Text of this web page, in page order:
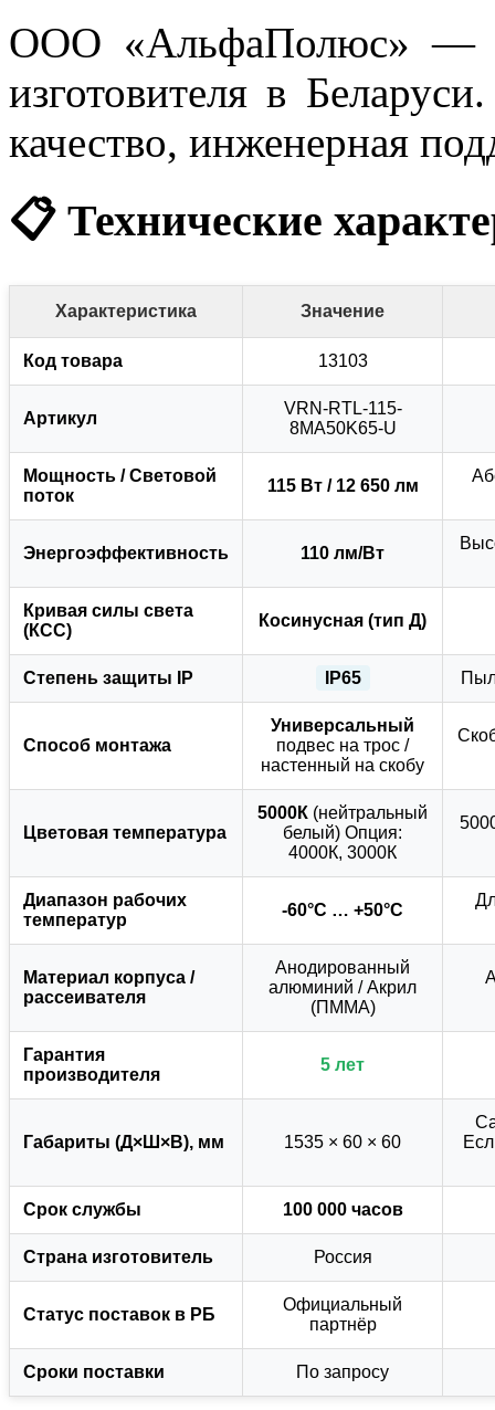
ООО «АльфаПолюс» —
изготовителя в
качество, инженерная
📋 Технические
Характеристика Значение
Код товара 13103
Артикул
VRN-RTL-115-
8MA50K65-U
Мощность / Световой
поток
115 Вт / 12 650 лм
Энергоэффективность 110 лм/Вт
Кривая силы света
(КСС)
Косинусная (тип Д)
Степень защиты IP IP65
Способ монтажа
Универсальный
подвес на трос /
настенный на скобу
Цветовая температура
5000К (нейтральный
белый) Опция:
4000К, 3000К
Диапазон рабочих
температур
-60°C … +50°C
Материал корпуса /
рассеивателя
Анодированный
алюминий / Акрил
(ПММА)
Гарантия
производителя
5 лет
Габариты (Д×Ш×В), мм 1535 × 60 × 60
Срок службы 100 000 часов
Страна изготовитель Россия
Статус поставок в РБ
Официальный
партнёр
Сроки поставки По запросу